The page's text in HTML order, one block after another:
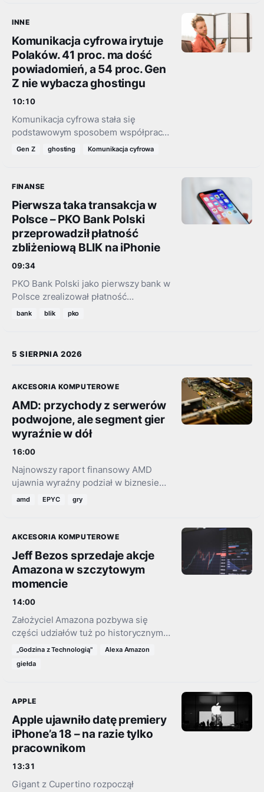
Wcześniej zaprezentował słuchawki z
INNE
Komunikacja cyfrowa irytuje
Polaków. 41 proc. ma dość
powiadomień, a 54 proc. Gen
Z nie wybacza ghostingu
10:10
Komunikacja cyfrowa stała się
podstawowym sposobem współpracy,
nauki i kontaktu z innymi.
reakcji. Z najnowszego badania
Gen Z ghosting Komunikacja cyfrowa
FINANSE
Pierwsza taka transakcja w
Polsce – PKO Bank Polski
przeprowadził płatność
zbliżeniową BLIK na iPhonie
09:34
PKO Bank Polski jako pierwszy bank w
Polsce zrealizował płatność
zbliżeniową BLIK na iPhonie w aplikacji
bank blik pko
5 SIERPNIA 2026
AKCESORIA KOMPUTEROWE
AMD: przychody z serwerów
podwojone, ale segment gier
wyraźnie w dół
16:00
Najnowszy raport finansowy AMD
ujawnia wyraźny podział w biznesie
giganta. Podczas gdy segment
przychody z gier spadły…
amd EPYC gry
AKCESORIA KOMPUTEROWE
Jeff Bezos sprzedaje akcje
Amazona w szczytowym
momencie
14:00
Założyciel Amazona pozbywa się
części udziałów tuż po historycznym
przełomie — kapitalizacja firmy
przekroczyła 3 biliony dolarów. Jak na
„Godzina z Technologią"
Alexa Amazon
giełda
APPLE
Apple ujawniło datę premiery
iPhone’a 18 – na razie tylko
pracownikom
13:31
Gigant z Cupertino rozpoczął